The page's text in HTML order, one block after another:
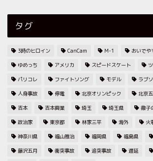
タグ
3時のヒロイン CanCam M-1 おいでや
ゆめっち アメリカ スピードスケート
パリコレ ファイトソング モデル ラブ
人身事故 停電 北京オリンピック 北京
吉本 吉本興業 埼玉 埼玉県 徹子
政治家 東京都 林家三平 海外 火
神奈川県 福山雅治 福岡県 福島県
藤沢五月 衝突事故 追突事故 遅延